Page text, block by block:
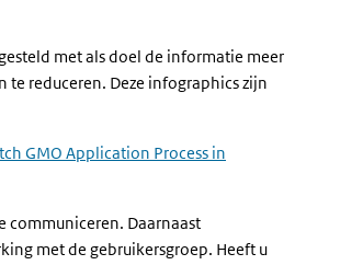
met als doel de informatie meer
reduceren. Deze infographics zijn
GMO Application Process in
communiceren. Daarnaast
met de gebruikersgroep. Heeft u